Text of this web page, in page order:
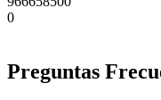
0
Preguntas